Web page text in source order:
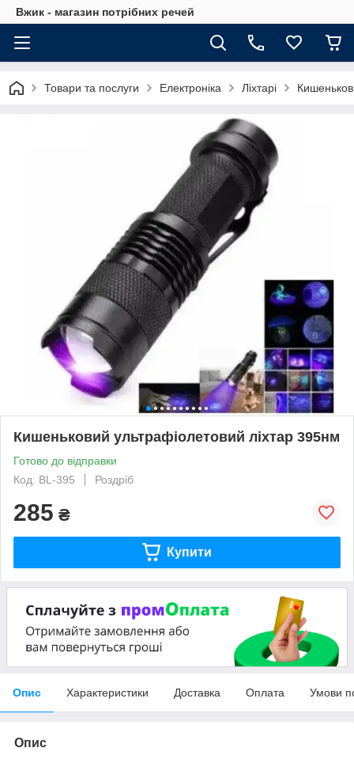
Вжик - магазин потрiбних речей
Товари та послуги Електроніка Ліхтарі
Кишеньковий ультрафіолетовий ліхтар 395нм
Готово до відправки
Код: BL-395
Роздріб
285 ₴
Купити
Опис Характеристики Доставка Оплата Умови
Опис